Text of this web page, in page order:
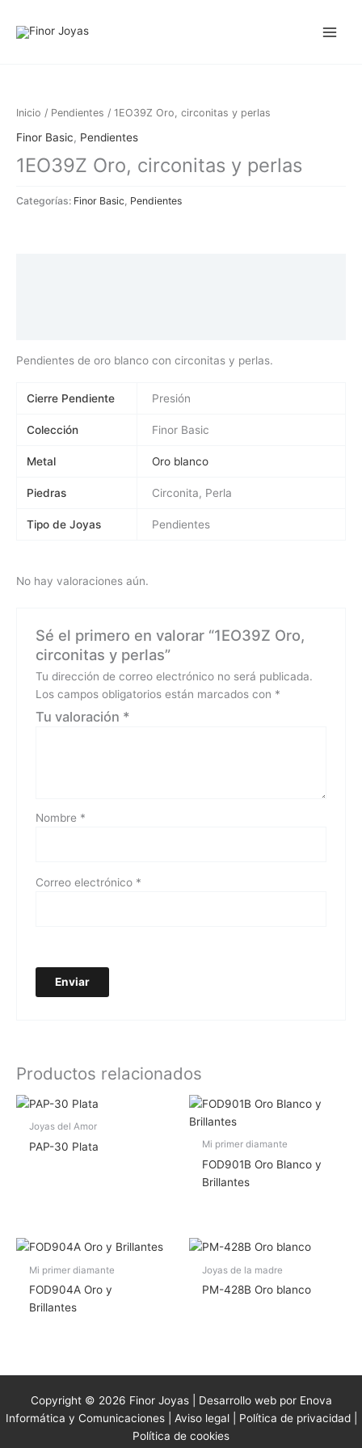
Inicio / Pendientes / 1EO39Z Oro, circonitas y perlas
Finor Basic, Pendientes
1EO39Z Oro, circonitas y perlas
Categorías: Finor Basic Pendientes
Pendientes de oro blanco con circonitas y perlas.
Cierre Pendiente Presión
Colección Finor Basic
Metal Oro blanco
Piedras Circonita, Perla
Tipo de Joyas Pendientes
No hay valoraciones aún.
Sé el primero en valorar “1EO39Z Oro,
circonitas y perlas”
Tu dirección de correo electrónico no será publicada.
Los campos obligatorios están marcados con *
Tu valoración *
Nombre *
Correo electrónico *
Productos relacionados
Joyas del Amor
PAP-30 Plata Mi primer diamante
FOD901B Oro Blanco y
Brillantes
Mi primer diamante
FOD904A Oro y
Brillantes
Joyas de la madre
PM-428B Oro blanco
Copyright © 2026 Finor Joyas | Desarrollo web por Enova
Informática y Comunicaciones | Aviso legal| Política de privacidad|
Política de cookies